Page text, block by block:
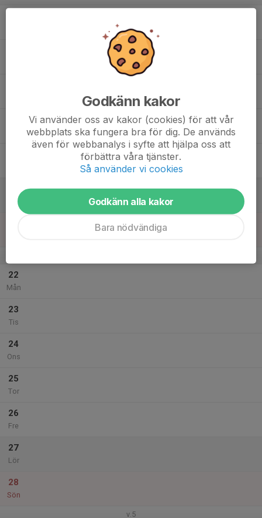
Lör
22
Mån
23
Tis
24
Ons
25
Tor
26
Fre
27
Lör
28
Sön
v.5
Godkänn kakor
Vi använder oss av kakor (cookies) för att vår
webbplats ska fungera bra för dig. De används
även för webbanalys i syfte att hjälpa oss att
förbättra våra tjänster.
Så använder vi cookies
Godkänn alla kakor
Bara nödvändiga